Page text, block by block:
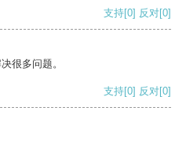
支持[0] 反对[0]
很多问题。
支持[0] 反对[0]